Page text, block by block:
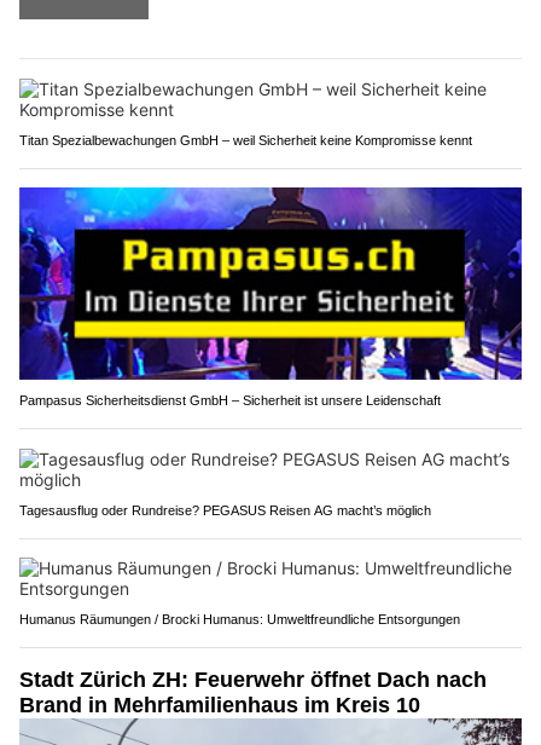
Titan Spezialbewachungen GmbH – weil Sicherheit keine Kompromisse kennt
Pampasus Sicherheitsdienst GmbH – Sicherheit ist unsere Leidenschaft
Tagesausflug oder Rundreise? PEGASUS Reisen AG macht’s möglich
Humanus Räumungen / Brocki Humanus: Umweltfreundliche Entsorgungen
Stadt Zürich ZH: Feuerwehr öffnet Dach nach
Brand in Mehrfamilienhaus im Kreis 10